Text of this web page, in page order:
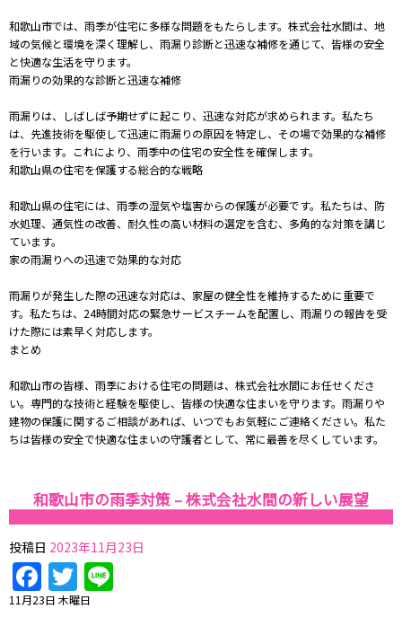
和歌山市では、雨季が住宅に多様な問題をもたらします。株式会社水間は、地
域の気候と環境を深く理解し、雨漏り診断と迅速な補修を通じて、皆様の安全
と快適な生活を守ります。
雨漏りの効果的な診断と迅速な補修
雨漏りは、しばしば予期せずに起こり、迅速な対応が求められます。私たち
は、先進技術を駆使して迅速に雨漏りの原因を特定し、その場で効果的な補修
を行います。これにより、雨季中の住宅の安全性を確保します。
和歌山県の住宅を保護する総合的な戦略
和歌山県の住宅には、雨季の湿気や塩害からの保護が必要です。私たちは、防
水処理、通気性の改善、耐久性の高い材料の選定を含む、多角的な対策を講じ
ています。
家の雨漏りへの迅速で効果的な対応
雨漏りが発生した際の迅速な対応は、家屋の健全性を維持するために重要で
す。私たちは、24時間対応の緊急サービスチームを配置し、雨漏りの報告を受
けた際には素早く対応します。
まとめ
和歌山市の皆様、雨季における住宅の問題は、株式会社水間にお任せくださ
い。専門的な技術と経験を駆使し、皆様の快適な住まいを守ります。雨漏りや
建物の保護に関するご相談があれば、いつでもお気軽にご連絡ください。私た
ちは皆様の安全で快適な住まいの守護者として、常に最善を尽くしています。
和歌山市の雨季対策 – 株式会社水間の新しい展望
投稿日 2023年11月23日
Facebook
Twitter
11月23日 木曜日